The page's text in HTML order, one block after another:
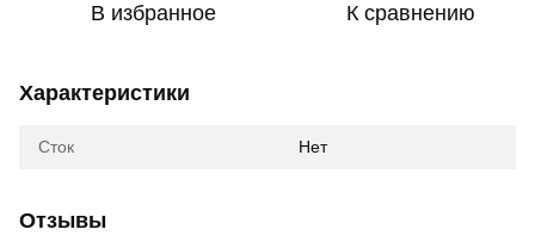
В избранное К сравнению
Характеристики
Сток Нет
Отзывы